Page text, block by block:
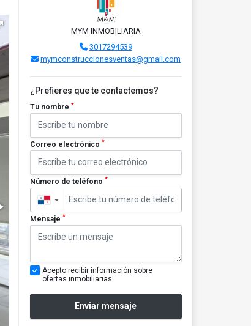
MYM INMOBILIARIA
3017294539
mymconstruccionesventas@gmail.com
¿Prefieres que te contactemos?
Tu nombre *
Correo electrónico *
Número de teléfono *
▼
Mensaje *
Acepto recibir información sobre
ofertas inmobiliarias
Enviar mensaje